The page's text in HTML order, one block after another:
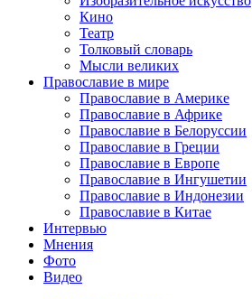
Кино
Театр
Толковый словарь
Мысли великих
Православие в мире
Православие в Америке
Православие в Африке
Православие в Белоруссии
Православие в Греции
Православие в Европе
Православие в Ингушетии
Православие в Индонезии
Православие в Китае
Интервью
Мнения
Фото
Видео